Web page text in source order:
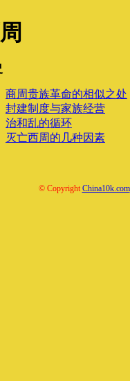
商周贵族革命的相似之处
封建制度与家族经营
治和乱的循环
灭亡西周的几种因素
© CopyrightChina10k.com